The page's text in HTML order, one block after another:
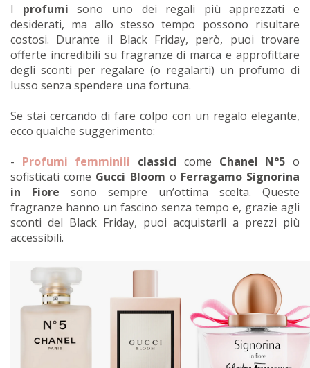
I profumisono uno dei regali più apprezzati e
desiderati, ma allo stesso tempo possono risultare
costosi. Durante il Black Friday, però, puoi trovare
offerte incredibili su fragranze di marca e approfittare
degli sconti per regalare (o regalarti) un profumo di
lusso senza spendere una fortuna.
Se stai cercando di fare colpo con un regalo elegante,
ecco qualche suggerimento:
- Profumi femminili classici come Chanel N°5o
sofisticati come Gucci Bloom o Ferragamo Signorina
in Fiore sono sempre un’ottima scelta. Queste
fragranze hanno un fascino senza tempo e, grazie agli
sconti del Black Friday, puoi acquistarli a prezzi più
accessibili.